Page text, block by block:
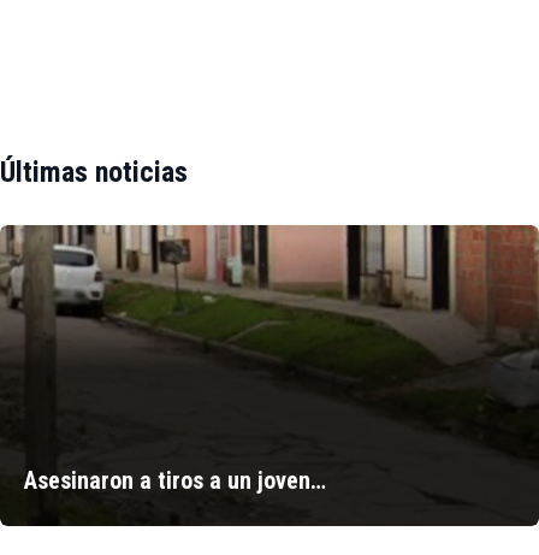
Últimas noticias
Asesinaron a tiros a un joven…